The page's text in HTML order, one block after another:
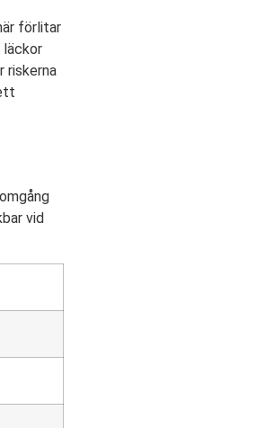
förlitar
läckor
riskerna
vid